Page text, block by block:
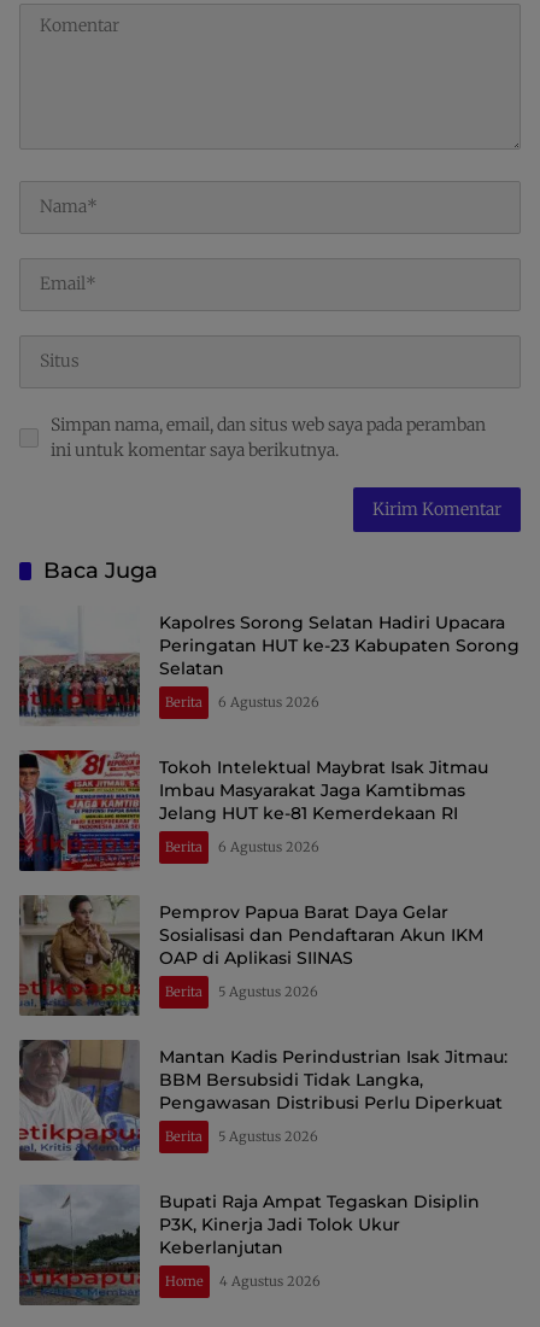
Simpan nama, email, dan situs web saya pada peramban
ini untuk komentar saya berikutnya.
Baca Juga
Kapolres Sorong Selatan Hadiri Upacara
Peringatan HUT ke-23 Kabupaten Sorong
Selatan
Berita 6 Agustus 2026
Tokoh Intelektual Maybrat Isak Jitmau
Imbau Masyarakat Jaga Kamtibmas
Jelang HUT ke-81 Kemerdekaan RI
Berita 6 Agustus 2026
Pemprov Papua Barat Daya Gelar
Sosialisasi dan Pendaftaran Akun IKM
OAP di Aplikasi SIINAS
Berita 5 Agustus 2026
Mantan Kadis Perindustrian Isak Jitmau:
BBM Bersubsidi Tidak Langka,
Pengawasan Distribusi Perlu Diperkuat
Berita 5 Agustus 2026
Bupati Raja Ampat Tegaskan Disiplin
P3K, Kinerja Jadi Tolok Ukur
Keberlanjutan
Home 4 Agustus 2026